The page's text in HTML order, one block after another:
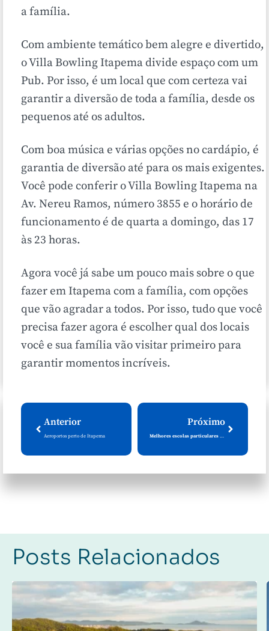
a família.
Com ambiente temático bem alegre e divertido,
o Villa Bowling Itapema divide espaço com um
Pub. Por isso, é um local que com certeza vai
garantir a diversão de toda a família, desde os
pequenos até os adultos.
Com boa música e várias opções no cardápio, é
garantia de diversão até para os mais exigentes.
Você pode conferir o Villa Bowling Itapema na
Av. Nereu Ramos, número 3855 e o horário de
funcionamento é de quarta a domingo, das 17
às 23 horas.
Agora você já sabe um pouco mais sobre o que
fazer em Itapema com a família, com opções
que vão agradar a todos. Por isso, tudo que você
precisa fazer agora é escolher qual dos locais
você e sua família vão visitar primeiro para
garantir momentos incríveis.
Anterior
Aeroportos perto de Itapema
Próximo
Melhores escolas particulares em Itapema
Posts Relacionados